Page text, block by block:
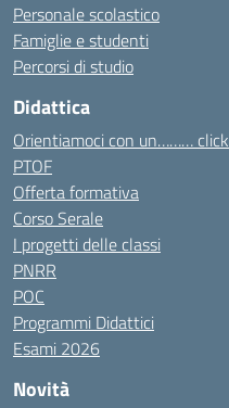
Personale scolastico
Famiglie e studenti
Percorsi di studio
Didattica
Orientiamoci con un……… click
PTOF
Offerta formativa
Corso Serale
I progetti delle classi
PNRR
POC
Programmi Didattici
Esami 2026
Novità